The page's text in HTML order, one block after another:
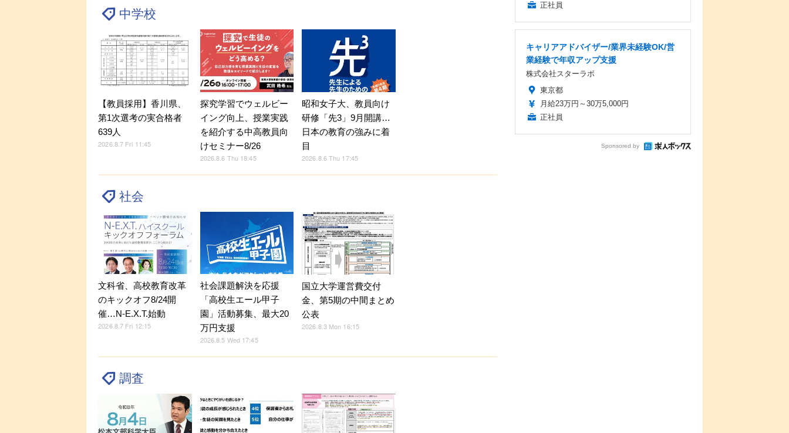
中学校
【教員採用】香川県、
第1次選考の実合格者
639人
2026.8.7 Fri 11:45
探究学習でウェルビー
イング向上、授業実践
を紹介する中高教員向
けセミナー8/26
2026.8.6 Thu 18:45
昭和女子大、教員向け
研修「先3」9月開講…
日本の教育の強みに着
目
2026.8.6 Thu 17:45
社会
文科省、高校教育改革
のキックオフ8/24開
催…N-E.X.T.始動
2026.8.7 Fri 12:15
社会課題解決を応援
「高校生エール甲子
園」活動募集、最大20
万円支援
2026.8.5 Wed 17:45
国立大学運営費交付
金、第5期の中間まとめ
公表
2026.8.3 Mon 16:15
調査
正社員
キャリアアドバイザー/業界未経験OK/営
業経験で年収アップ支援
株式会社スターラボ
東京都
月給23万円～30万5,000円
正社員
Sponsored by